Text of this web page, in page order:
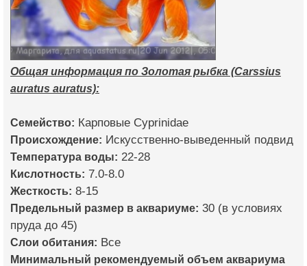
Общая информация по Золотая рыбка (Carssius
auratus auratus):
Семейство: Карповые Cyprinidae
Происхождение: Искусственно-выведенный подвид
Температура воды: 22-28
Кислотность: 7.0-8.0
Жесткость: 8-15
Предельный размер в аквариуме: 30 (в условиях
пруда до 45)
Слои обитания: Все
Минимальный рекомендуемый объем аквариума